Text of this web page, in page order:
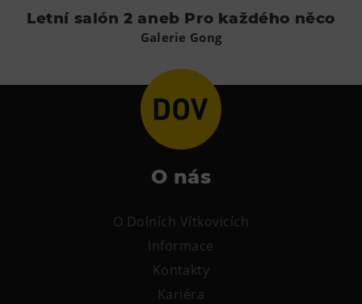
Letní salón 2 aneb Pro každého něco
Galerie Gong
O nás
O Dolních Vítkovicích
Informace
Kontakty
Kariéra